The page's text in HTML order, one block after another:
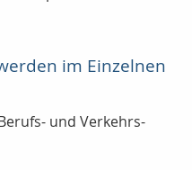
im Einzelnen
und Verkehrs-